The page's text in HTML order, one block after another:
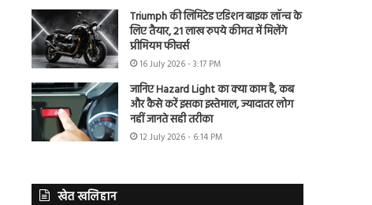
Triumph की लिमिटेड एडिशन बाइक लॉन्च के
लिए तैयार, 21 लाख रुपये कीमत में मिलेंगे
प्रीमियम फीचर्स
16 July 2026 - 3:17 PM
जानिए Hazard Light का क्या काम है, कब
और कैसे करें इसका इस्तेमाल, ज्यादातर लोग
नहीं जानते सही तरीका
12 July 2026 - 6:14 PM
खेत खलिहान